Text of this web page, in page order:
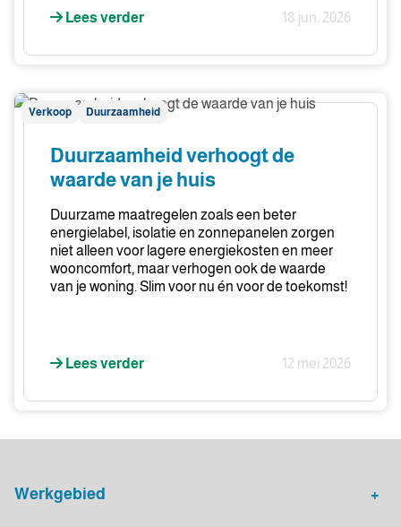
Lees verder 18 jun. 2026
Duurzaamheid
verhoogt
waarde
Verkoop Duurzaamheid
Duurzaamheid verhoogt de
waarde van je huis
Duurzame maatregelen zoals een beter
energielabel, isolatie en zonnepanelen zorgen
niet alleen voor lagere energiekosten en meer
wooncomfort, maar verhogen ook de waarde
van je woning. Slim voor nu én voor de toekomst!
Lees verder 12 mei 2026
Werkgebied